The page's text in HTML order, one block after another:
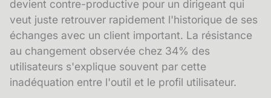
devient contre-productive pour un dirigeant qui
veut juste retrouver rapidement l'historique de ses
échanges avec un client important. La résistance
au changement observée chez 34% des
utilisateurs s'explique souvent par cette
inadéquation entre l'outil et le profil utilisateur.